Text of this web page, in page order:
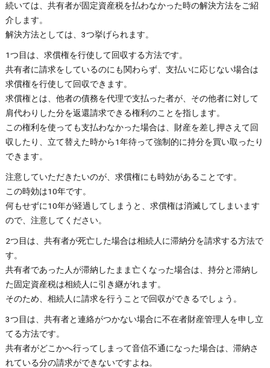
続いては、共有者が固定資産税を払わなかった時の解決方法をご紹
介します。
解決方法としては、3つ挙げられます。
1つ目は、求償権を行使して回収する方法です。
共有者に請求をしているのにも関わらず、支払いに応じない場合は
求償権を行使して回収できます。
求償権とは、他者の債務を代理で支払った者が、その他者に対して
肩代わりした分を返還請求できる権利のことを指します。
この権利を使っても支払わなかった場合は、財産を差し押さえて回
収したり、立て替えた時から1年待って強制的に持分を買い取ったり
できます。
注意していただきたいのが、求償権にも時効があることです。
この時効は10年です。
何もせずに10年が経過してしまうと、求償権は消滅してしまいます
ので、注意してください。
2つ目は、共有者が死亡した場合は相続人に滞納分を請求する方法で
す。
共有者であった人が滞納したまま亡くなった場合は、持分と滞納し
た固定資産税は相続人に引き継がれます。
そのため、相続人に請求を行うことで回収ができるでしょう。
3つ目は、共有者と連絡がつかない場合に不在者財産管理人を申し立
てる方法です。
共有者がどこかへ行ってしまって音信不通になった場合は、滞納さ
れている分の請求ができないですよね。